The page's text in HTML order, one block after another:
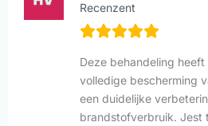
Recenzent
Deze behandeling
volledige bescherming
een duidelijke
brandstofverbruik. Jest